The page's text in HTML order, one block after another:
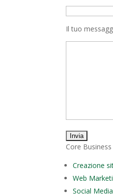
Il tuo
Core
Creazione
Web
Social